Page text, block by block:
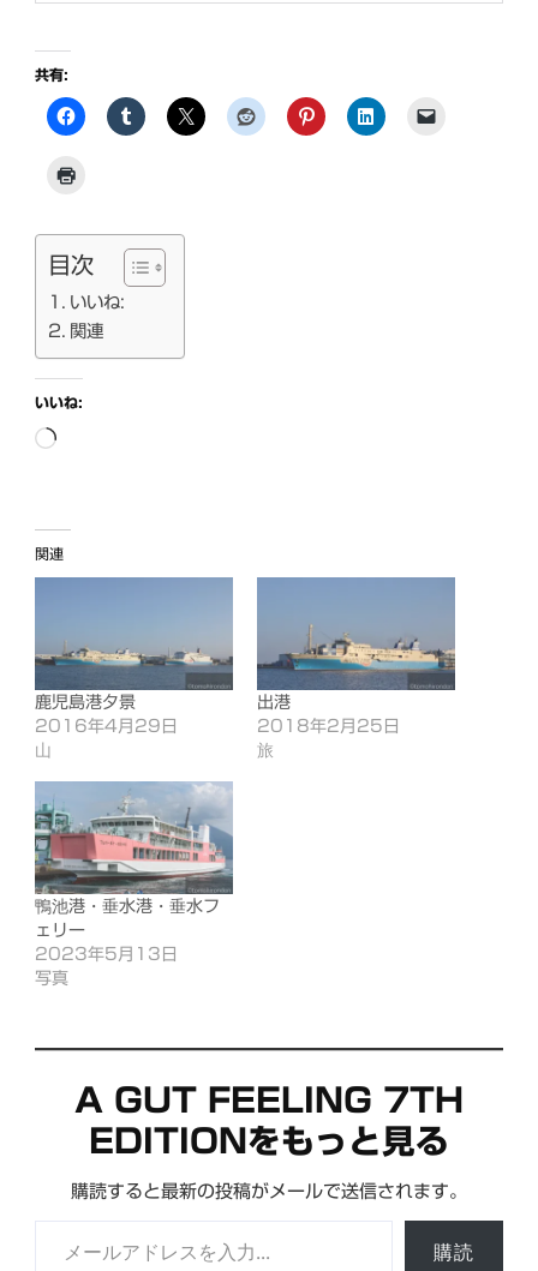
共有:
目次
いいね:
関連
いいね:
読
み
中…
関連
鹿児島港夕景
2016年4月29日
山
出港
2018年2月25日
旅
鴨池港・垂水港・垂水フ
ェリー
2023年5月13日
写真
A GUT FEELING 7TH
EDITIONをもっと見る
購読すると最新の投稿がメールで送信されます。
メールアドレスを入力...
購読